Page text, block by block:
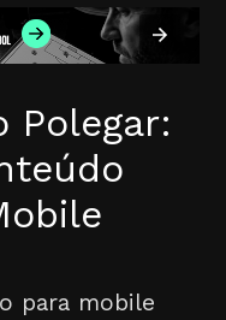
Polegar:
para mobile